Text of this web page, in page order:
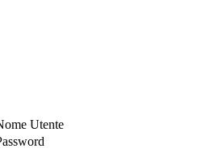
Utente